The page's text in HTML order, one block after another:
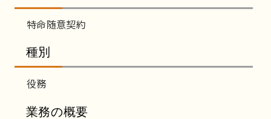
特命随意契約
種別
役務
業務の概要